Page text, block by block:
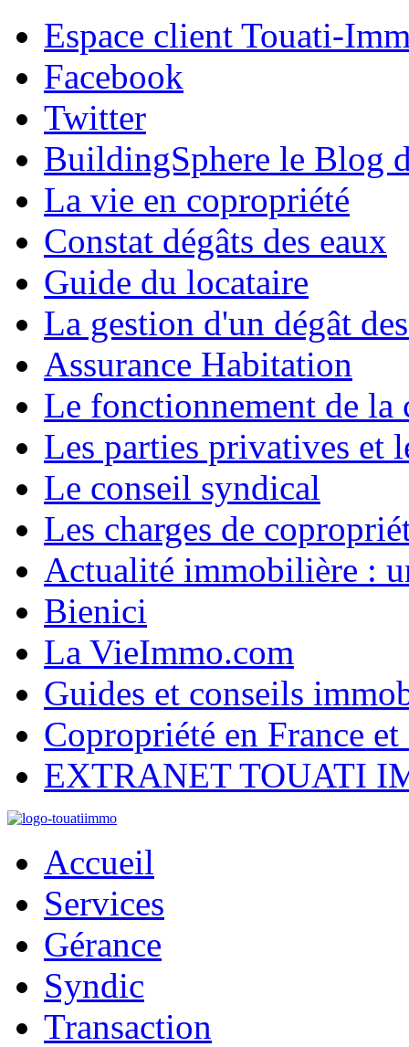
Espace client Touati-
Facebook
Twitter
BuildingSphere le Blog
La vie en copropriété
Constat dégâts des eaux
Guide du locataire
La gestion d'un dégât
Assurance Habitation
Le fonctionnement de la
Les parties privatives et
Le conseil syndical
Les charges de
Actualité immobilière :
Bienici
La VieImmo.com
Guides et conseils
Copropriété en France
EXTRANET TOUATI
Accueil
Services
Gérance
Syndic
Transaction